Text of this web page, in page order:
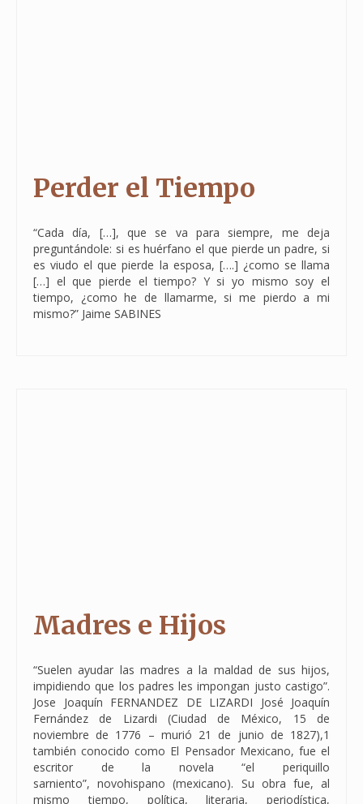
Perder el Tiempo
“Cada día, […], que se va para siempre, me deja
preguntándole: si es huérfano el que pierde un padre, si
es viudo el que pierde la esposa, [….] ¿como se llama
[…] el que pierde el tiempo? Y si yo mismo soy el
tiempo, ¿como he de llamarme, si me pierdo a mi
mismo?” Jaime SABINES
Madres e Hijos
“Suelen ayudar las madres a la maldad de sus hijos,
impidiendo que los padres les impongan justo castigo”.
Jose Joaquín FERNANDEZ DE LIZARDI José Joaquín
Fernández de Lizardi (Ciudad de México, 15 de
noviembre de 1776 – murió 21 de junio de 1827),1​
también conocido como El Pensador Mexicano, fue el
escritor de la novela “el periquillo
sarniento”, novohispano (mexicano). Su obra fue, al
mismo tiempo, política, literaria, periodística,